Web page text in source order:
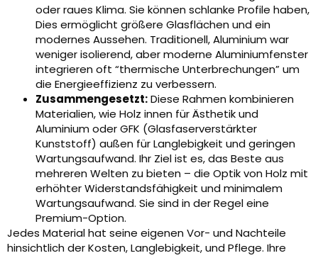
oder raues Klima. Sie können schlanke Profile haben,
Dies ermöglicht größere Glasflächen und ein
modernes Aussehen. Traditionell, Aluminium war
weniger isolierend, aber moderne Aluminiumfenster
integrieren oft “thermische Unterbrechungen” um
die Energieeffizienz zu verbessern.
Zusammengesetzt:Diese Rahmen kombinieren
Materialien, wie Holz innen für Ästhetik und
Aluminium oder GFK (Glasfaserverstärkter
Kunststoff) außen für Langlebigkeit und geringen
Wartungsaufwand. Ihr Ziel ist es, das Beste aus
mehreren Welten zu bieten – die Optik von Holz mit
erhöhter Widerstandsfähigkeit und minimalem
Wartungsaufwand. Sie sind in der Regel eine
Premium-Option.
Jedes Material hat seine eigenen Vor- und Nachteile
hinsichtlich der Kosten, Langlebigkeit, und Pflege. Ihre